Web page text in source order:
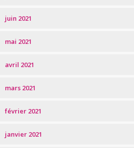
juin 2021
mai 2021
avril 2021
mars 2021
février 2021
janvier 2021